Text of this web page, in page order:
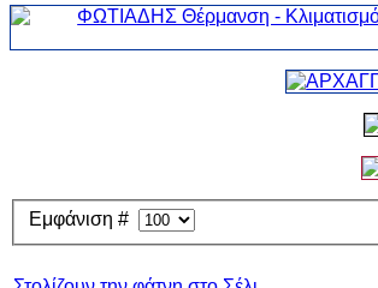
Εμφάνιση #